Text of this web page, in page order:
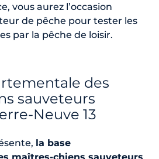
vous aurez l’occasion
de pêche pour tester les
par la pêche de loisir.
des
sauveteurs
Neuve 13
la base